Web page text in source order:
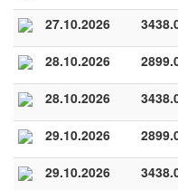
27.10.2026
28.10.2026
28.10.2026
29.10.2026
29.10.2026